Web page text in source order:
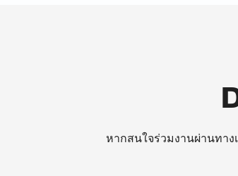
หากสนใจร่วมงานผ่านทาง